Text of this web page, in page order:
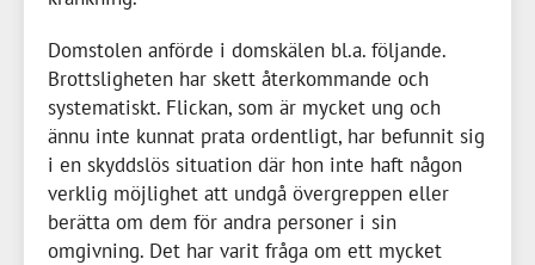
Domstolen anförde i domskälen bl.a. följande.
Brottsligheten har skett återkommande och
systematiskt. Flickan, som är mycket ung och
ännu inte kunnat prata ordentligt, har befunnit sig
i en skyddslös situation där hon inte haft någon
verklig möjlighet att undgå övergreppen eller
berätta om dem för andra personer i sin
omgivning. Det har varit fråga om ett mycket